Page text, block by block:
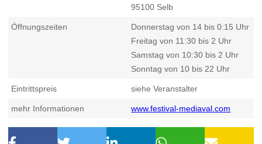
95100 Selb
Öffnungszeiten
Donnerstag von 14 bis 0:15 Uhr
Freitag von 11:30 bis 2 Uhr
Samstag von 10:30 bis 2 Uhr
Sonntag von 10 bis 22 Uhr
Eintrittspreis siehe Veranstalter
mehr Informationen www.festival-mediaval.com